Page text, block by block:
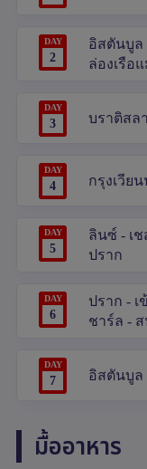
DAY
2
อิสตันบูล
ล่องเรือ
DAY
3 บราติสล
DAY
4 กรุงเวีย
DAY
5
ลินซ์ - เ
ปราก
DAY
6
ปราก -
ชาร์ล -
DAY
7 อิสตันบูล
มื้ออาหาร